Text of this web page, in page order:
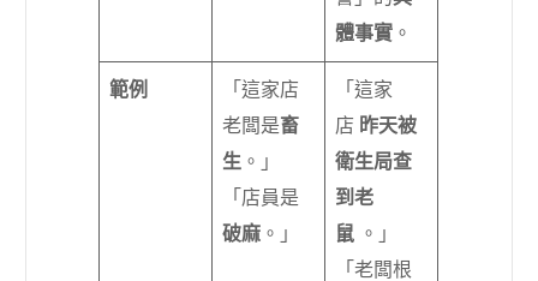
體事實 。
範例
「這家店
老闆是畜
生 。」
「店員是
破麻 。」
「這家
店 昨天被
衛生局查
到老
鼠 。」
「老闆根